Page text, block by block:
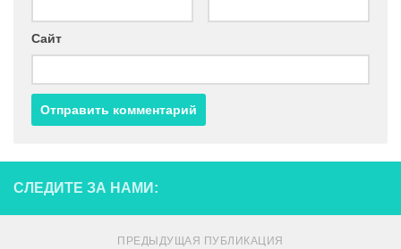
Сайт
СЛЕДИТЕ ЗА НАМИ:
ПРЕДЫДУЩАЯ ПУБЛИКАЦИЯ